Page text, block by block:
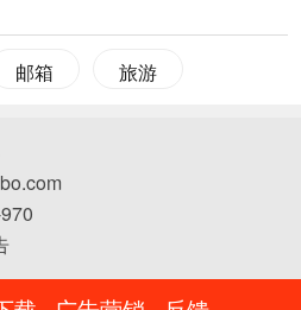
邮箱 旅游